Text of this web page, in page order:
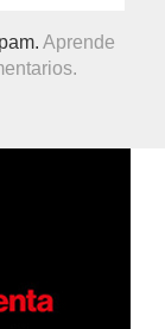
Aprende